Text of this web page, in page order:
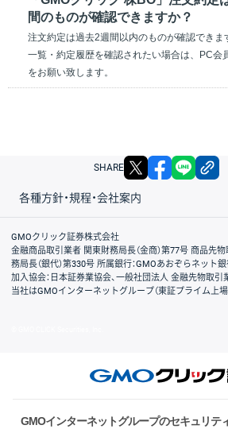
間のものが確認できますか？
注文約定は過去2週間以内のものが確認できま
一覧・約定履歴を確認されたい場合は、PC会
をお願い致します。
SHARE X
各種方針・規程・会社案内
取引規程・約款
サイトマップ
その他のご案内
個人情報保護方針
最良執行方針
サイトのご利用について
ディスクレイマー
信託保全
リスク説明
会社案内
GMOクリック証券株式会社
金融商品取引業者 関東財務局長（金商）第77号 商品先
務局長（銀代）第330号 所属銀行：GMOあおぞらネット
加入協会：日本証券業協会、一般社団法人 金融先物取
当社はGMOインターネットグループ（東証プライム上場
GMOインターネットグループのセキュリテ